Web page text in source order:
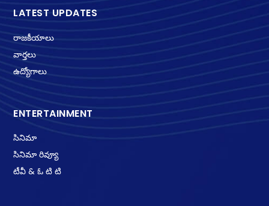
LATEST UPDATES
రాజకీయాలు
వార్తలు
ఉద్యోగాలు
ENTERTAINMENT
సినిమా
సినిమా రివ్యూ
టీవీ & ఓ టి టి